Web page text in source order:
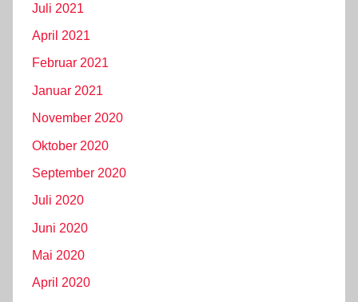
Juli 2021
April 2021
Februar 2021
Januar 2021
November 2020
Oktober 2020
September 2020
Juli 2020
Juni 2020
Mai 2020
April 2020